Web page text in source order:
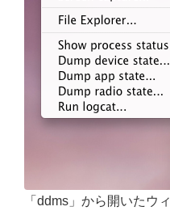
「ddms」から開いたウ